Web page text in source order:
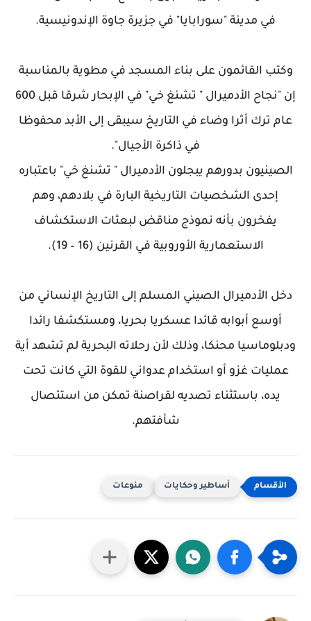
في مدينة "سورابايا" في جزيرة جاوة الإندونيسية.
وكتب القائمون على بناء المسجد في مطوية بالمناسبة
إن "نجاح الأدميرال " تشنغ خي" في الإبحار شرقا قبل 600
عام ترك أثرا وضاء في التاريخ سيبقى إلى الأبد محفوظا
في ذاكرة الأجيال".
الصينيون بدورهم يبجلون الأدميرال " تشنغ خي" باعتباره
إحدى الشخصيات التاريخية البارة في بلادهم، وهم
يفخرون بأنه نموذج مناقض لبعثات الاستكشاف
الاستعمارية الأوروبية في القرنين (16 – 19).
دخل الأدميرال الصيني المسلم إلى التاريخ الإنساني من
أوسع أبوابه قائدا عسكريا بحريا، ومستكشفا رائدا
ودبلوماسيا محنكا، وذلك لأن رحلاته البحرية لم تشهد أية
عمليات غزو أو استخدام عدواني للقوة التي كانت تحت
يده، باستثناء تصديه لقراصنة تمكن من استئصال
شأفتهم.
أساطير وحكايات منوعات